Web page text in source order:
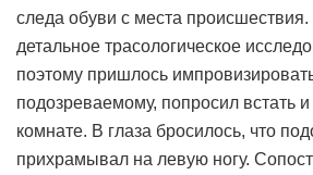
следа обуви с места
детальное трасологическое
поэтому пришлось
подозреваемому, попросил встать
комнате. В глаза бросилось, что
прихрамывал на левую ногу.